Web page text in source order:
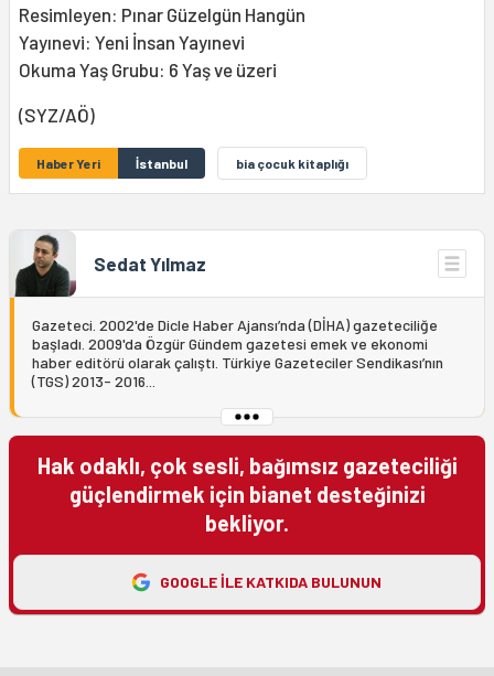
Resimleyen: Pınar Güzelgün Hangün
Yayınevi: Yeni İnsan Yayınevi
Okuma Yaş Grubu: 6 Yaş ve üzeri
(SYZ/AÖ)
Haber Yeri İstanbul bia çocuk kitaplığı
Sedat Yılmaz
Gazeteci. 2002'de Dicle Haber Ajansı’nda (DİHA) gazeteciliğe
başladı. 2009'da Özgür Gündem gazetesi emek ve ekonomi
haber editörü olarak çalıştı. Türkiye Gazeteciler Sendikası’nın
(TGS) 2013- 2016...
Hak odaklı, çok sesli, bağımsız gazeteciliği
güçlendirmek için bianet desteğinizi
bekliyor.
GOOGLE ILE KATKIDA BULUNUN